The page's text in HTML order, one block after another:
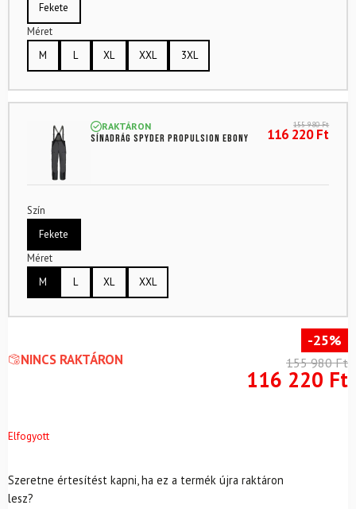
Fekete
Méret
M
L XL XXL 3XL
RAKTÁRON
Sínadrág SPYDER Propulsion Ebony
155 980Ft
116 220Ft
Szín
Fekete
Méret
M
L XL XXL
NINCS RAKTÁRON
-25%
155 980Ft
116 220 Ft
Elfogyott
Szeretne értesítést kapni, ha ez a termék újra raktáron
lesz?